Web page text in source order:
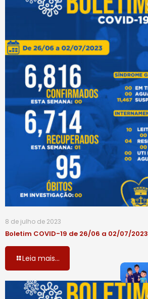
8 de julho de 2023
Boletim COVID-19 de 26/06 a 02/07/2023
Leia mais...